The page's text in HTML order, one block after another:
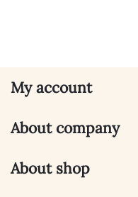
My account
About company
About shop